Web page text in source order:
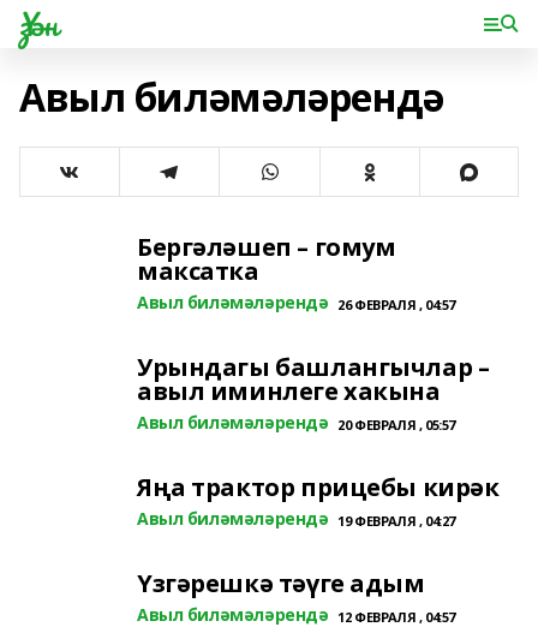
Үзән
Авыл биләмәләрендә
Бергәләшеп – гомум
максатка
Авыл биләмәләрендә 26 ФЕВРАЛЯ , 04:57
Урындагы башлангычлар –
авыл иминлеге хакына
Авыл биләмәләрендә 20 ФЕВРАЛЯ , 05:57
Яңа трактор прицебы кирәк
Авыл биләмәләрендә 19 ФЕВРАЛЯ , 04:27
Үзгәрешкә тәүге адым
Авыл биләмәләрендә 12 ФЕВРАЛЯ , 04:57